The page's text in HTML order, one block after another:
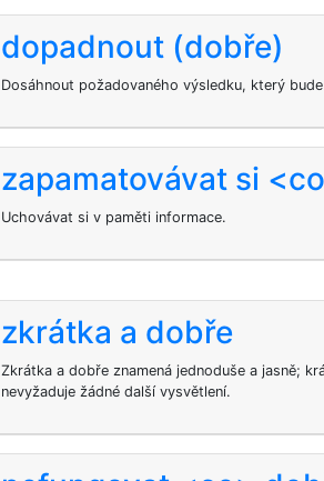
dopadnout (dobře)
Dosáhnout požadovaného výsledku, který
zapamatovávat si
Uchovávat si v paměti informace.
zkrátka a dobře
Zkrátka a dobře znamená jednoduše a jasně;
nevyžaduje žádné další vysvětlení.